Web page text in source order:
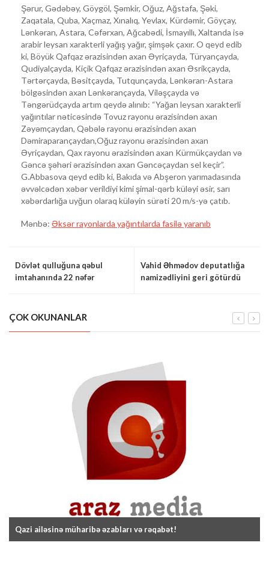
Şərur, Gədəbəy, Göygöl, Şəmkir, Oğuz, Ağstafa, Şəki,
Zaqatala, Quba, Xaçmaz, Xınalıq, Yevlax, Kürdəmir, Göyçay,
Lənkəran, Astara, Cəfərxan, Ağcabədi, İsmayıllı, Xaltanda isə
arabir leysan xarakterli yağış yağır, şimşək çaxır. O qeyd edib
ki, Böyük Qafqaz ərazisindən axan Əyriçayda, Türyançayda,
Qudiyalçayda, Kiçik Qafqaz ərazisindən axan Əsrikçayda,
Tərtərçayda, Bəsitçayda, Tutqunçayda, Lənkəran-Astara
bölgəsindən axan Lənkərançayda, Viləşçayda və
Təngərüdçayda artım qeydə alınıb: “Yağan leysan xarakterli
yağıntılar nəticəsində Tovuz rayonu ərazisindən axan
Zəyəmçaydan, Qəbələ rayonu ərazisindən axan
Dəmiraparançaydan,Oğuz rayonu ərazisindən axan
Əyriçaydan, Qax rayonu ərazisindən axan Kürmükçaydan və
Gəncə şəhəri ərazisindən axan Gəncəçaydan sel keçir”.
G.Abbasova qeyd edib ki, Bakıda və Abşeron yarımadasında
əvvəlcədən xəbər verildiyi kimi şimal-qərb küləyi əsir, sarı
xəbərdarlığa uyğun olaraq küləyin sürəti 20 m/s-yə çatıb.
Mənbə: Əksər rayonlarda yağıntılarda fasilə yaranıb
Dövlət qulluğuna qəbul
imtahanında 22 nəfər
Vahid Əhmədov deputatlığa
namizədliyini geri götürdü
ÇOK OKUNANLAR
Qazi ailəsinə müharibə əzabları və rəqabət!